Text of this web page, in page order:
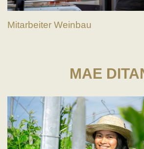
Mitarbeiter Weinbau
MAE